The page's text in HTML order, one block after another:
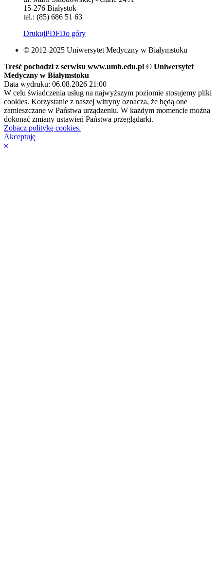
15-276 Białystok
tel.: (85) 686 51 63
DrukujPDFDo góry
© 2012-2025 Uniwersytet Medyczny w Białymstoku
Treść pochodzi z serwisu www.umb.edu.pl © Uniwersytet
Medyczny w Białymstoku
Data wydruku: 06.08.2026 21:00
W celu świadczenia usług na najwyższym poziomie stosujemy pliki
cookies. Korzystanie z naszej witryny oznacza, że będą one
zamieszczane w Państwa urządzeniu. W każdym momencie można
dokonać zmiany ustawień Państwa przeglądarki.
Zobacz politykę cookies.
Akceptuję